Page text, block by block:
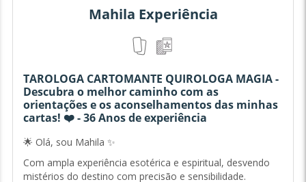
Mahila Experiência
TAROLOGA CARTOMANTE QUIROLOGA MAGIA -
Descubra o melhor caminho com as
orientações e os aconselhamentos das minhas
cartas! ❤️ - 36 Anos de experiência
🌟 Olá, sou Mahila ✨
Com ampla experiência esotérica e espiritual, desvendo
mistérios do destino com precisão e sensibilidade.